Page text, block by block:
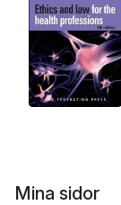
Mina sidor